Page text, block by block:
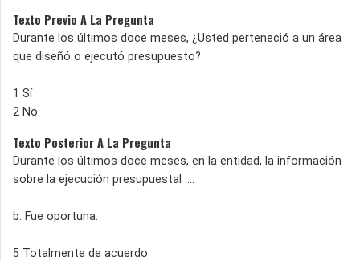
Texto Previo A La Pregunta
Durante los últimos doce meses, ¿Usted perteneció a un área
que diseñó o ejecutó presupuesto?
1 Sí
2 No
Texto Posterior A La Pregunta
Durante los últimos doce meses, en la entidad, la información
sobre la ejecución presupuestal ...:
b. Fue oportuna.
5 Totalmente de acuerdo